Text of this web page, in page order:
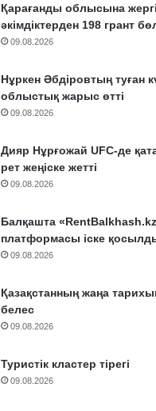
Қарағанды облысына
әкімдіктерден 198 грант
09.08.2026
Нұркен Әбдіровтың туған
облыстық жарыс өтті
09.08.2026
Дияр Нұрғожай UFC-де
рет жеңіске жетті
09.08.2026
Балқашта
платформасы іске
09.08.2026
Қазақстанның жаңа
белес
09.08.2026
Туристік кластер тірегі
09.08.2026